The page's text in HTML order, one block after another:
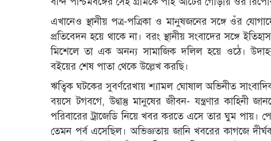
এখানেও স্থানীয় পত্র-পত্রিকা ও মানুষজনের সঙ্গে ওঁর
প্রতিবেদন হয়ে থাকে না। বরং স্থানীয় সংবাদের সঙ্গে
মিশেলে তা এক অনন্য সামাজিক দলিল হয়ে ওঠে।
বইয়ের শেষ পাতা থেকে উল্লেখ করছি।
ঋত্বিক ঘটকের সুবর্ণরেখায় শ্যামল ঘোষাল অভিনীত
বয়সে টগবগে, উদ্বাস্তু মানুষের জীবন- যন্ত্রণার কাহিনী
পরিবারের ট্রাজেডি নিয়ে খবর করতে এসে তার ঘুম পায়।
তেমন পর্ব এসেছিল। অভিজ্ঞতায় জানি খবরের কাগজে